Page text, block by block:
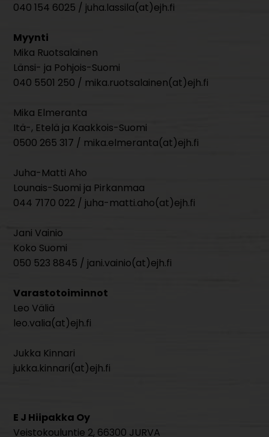
040 154 6025 / juha.lassila(at)ejh.fi
Myynti
Mika Ruotsalainen
Länsi- ja Pohjois-Suomi
040 5501 250 / mika.ruotsalainen(at)ejh.fi
Mika Elmeranta
Itä-, Etelä ja Kaakkois-Suomi
0500 265 317 / mika.elmeranta(at)ejh.fi
Juha-Matti Aho
Lounais-Suomi ja Pirkanmaa
044 7170 022 / juha-matti.aho(at)ejh.fi
Jani Vainio
Koko Suomi
050 523 8845 / jani.vainio(at)ejh.fi
Varastotoiminnot
Leo Väliä
leo.valia(at)ejh.fi
Jukka Kinnari
jukka.kinnari(at)ejh.fi
E J Hiipakka Oy
Veistokouluntie 2, 66300 JURVA